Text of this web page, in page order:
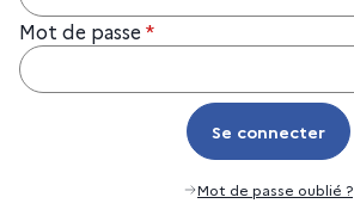
Mot de passe *
Se connecter
Se connecter
Mot de passe oublié ?